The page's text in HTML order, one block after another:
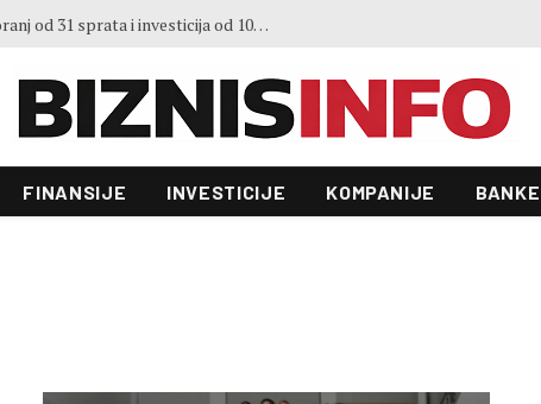
Predstavljen projekt “Galeria”: Toranj od 31 sprata i investicija od 100 miliona KM, gradnja već počela
FINANSIJE INVESTICIJE KOMPANIJE BANKE